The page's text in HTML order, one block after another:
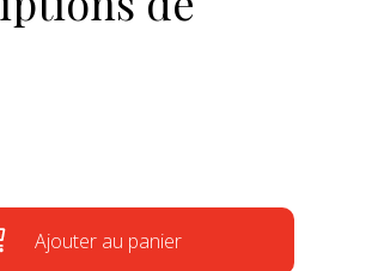
Ajouter au panier